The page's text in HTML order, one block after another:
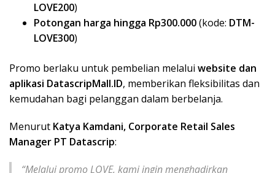
LOVE200)
Potongan harga hingga Rp300.000(kode: DTM-
LOVE300)
Promo berlaku untuk pembelian melalui website dan
aplikasi DatascripMall.ID, memberikan fleksibilitas dan
kemudahan bagi pelanggan dalam berbelanja.
Menurut Katya Kamdani, Corporate Retail Sales
Manager PT Datascrip:
“Melalui promo LOVE, kami ingin menghadirkan